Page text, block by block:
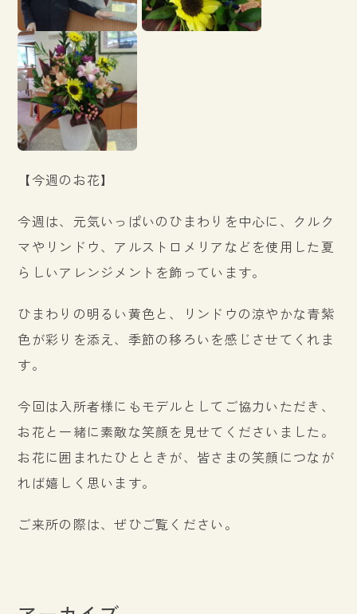
【今週のお花】
今週は、元気いっぱいのひまわりを中心に、クルク
マやリンドウ、アルストロメリアなどを使用した夏
らしいアレンジメントを飾っています。
ひまわりの明るい黄色と、リンドウの涼やかな青紫
色が彩りを添え、季節の移ろいを感じさせてくれま
す。
今回は入所者様にもモデルとしてご協力いただき、
お花と一緒に素敵な笑顔を見せてくださいました。
お花に囲まれたひとときが、皆さまの笑顔につなが
れば嬉しく思います。
ご来所の際は、ぜひご覧ください。